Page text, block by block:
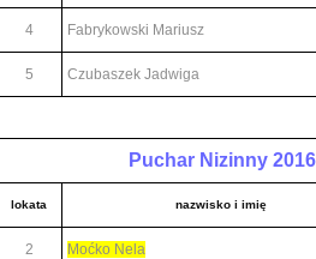
4 Fabrykowski Mariusz
5 Czubaszek Jadwiga
Puchar Nizinny 2016
lokata nazwisko i imię
2 Moćko Nela